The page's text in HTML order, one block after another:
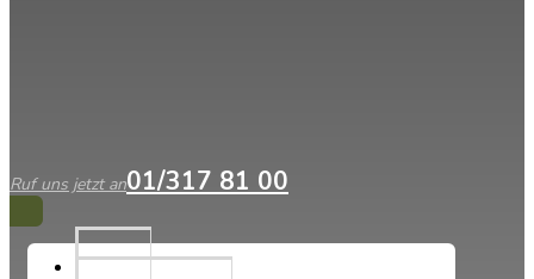
Ruf uns jetzt an01/317 81 00